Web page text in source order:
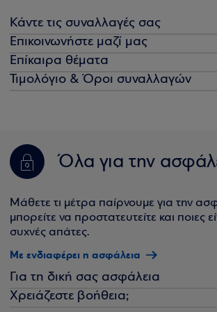
Κάντε τις συναλλαγές σας
Επικοινωνήστε μαζί μας
Επίκαιρα θέματα
Τιμολόγιο & Όροι συναλλαγών
Όλα για την
Μάθετε τι μέτρα παίρνουμε για την
μπορείτε να προστατευτείτε και ποιες
συχνές απάτες.
Με ενδιαφέρει η ασφάλεια
Για τη δική σας ασφάλεια
Χρειάζεστε βοήθεια;